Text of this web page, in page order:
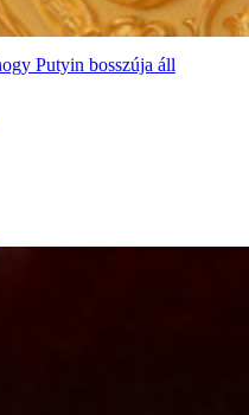
Putyin bosszúja áll